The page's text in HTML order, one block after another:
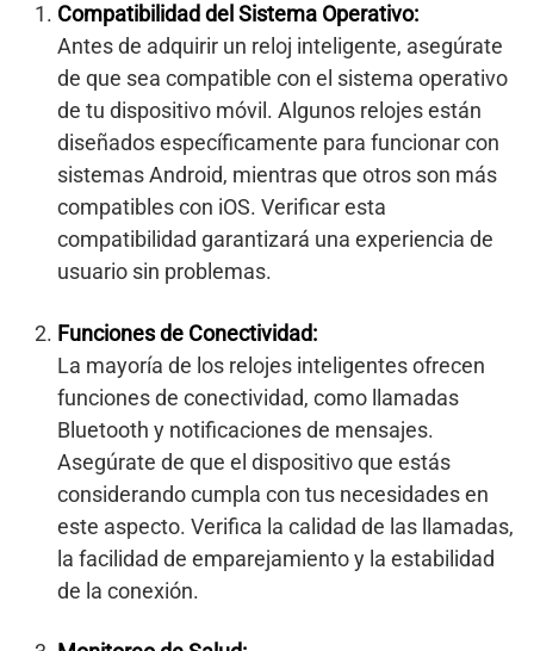
Compatibilidad del Sistema Operativo:
Antes de adquirir un reloj inteligente, asegúrate
de que sea compatible con el sistema operativo
de tu dispositivo móvil. Algunos relojes están
diseñados específicamente para funcionar con
sistemas Android, mientras que otros son más
compatibles con iOS. Verificar esta
compatibilidad garantizará una experiencia de
usuario sin problemas.
Funciones de Conectividad:
La mayoría de los relojes inteligentes ofrecen
funciones de conectividad, como llamadas
Bluetooth y notificaciones de mensajes.
Asegúrate de que el dispositivo que estás
considerando cumpla con tus necesidades en
este aspecto. Verifica la calidad de las llamadas,
la facilidad de emparejamiento y la estabilidad
de la conexión.